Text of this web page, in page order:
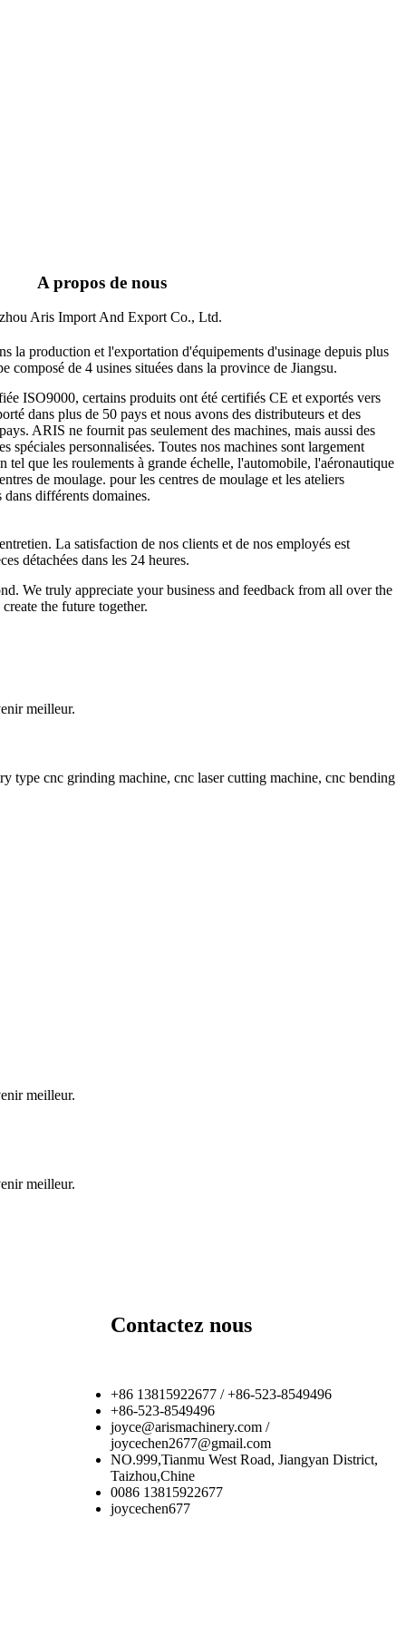
A propos de nous
Aris Import And Export Co., Ltd.
la production et l'exportation d'équipements d'usinage depuis plus
composé de 4 usines situées dans la province de Jiangsu.
ISO9000, certains produits ont été certifiés CE et exportés vers
dans plus de 50 pays et nous avons des distributeurs et des
ARIS ne fournit pas seulement des machines, mais aussi des
spéciales personnalisées. Toutes nos machines sont largement
tel que les roulements à grande échelle, l'automobile, l'aéronautique
de moulage. pour les centres de moulage et les ateliers
différents domaines.
La satisfaction de nos clients et de nos employés est
détachées dans les 24 heures.
We truly appreciate your business and feedback from all over the
the future together.
meilleur.
type cnc grinding machine, cnc laser cutting machine, cnc bending
meilleur.
meilleur.
Contactez nous
+86 13815922677 / +86-523-8549496
+86-523-8549496
joyce@arismachinery.com /
joycechen2677@gmail.com
NO.999,Tianmu West Road, Jiangyan District,
Taizhou,Chine
0086 13815922677
joycechen677